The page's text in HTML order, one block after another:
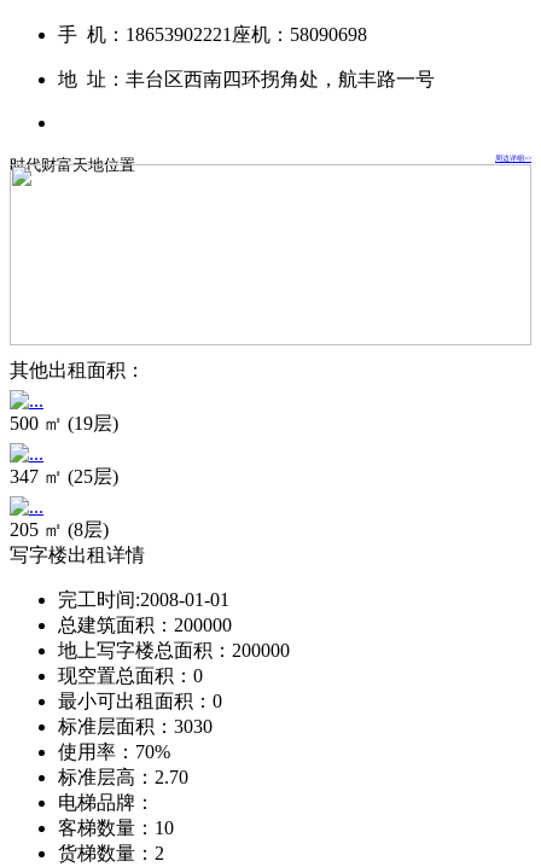
手 机：18653902221 座机：58090698
地 址： 丰台区西南四环拐角处，航丰路一号
时代财富天地位置 周边详细>>
其他出租面积：
500 ㎡ (19层)
347 ㎡ (25层)
205 ㎡ (8层)
写字楼出租详情
完工时间:2008-01-01
总建筑面积： 200000
地上写字楼总面积： 200000
现空置总面积： 0
最小可出租面积： 0
标准层面积： 3030
使用率： 70%
标准层高： 2.70
电梯品牌：
客梯数量： 10
货梯数量： 2